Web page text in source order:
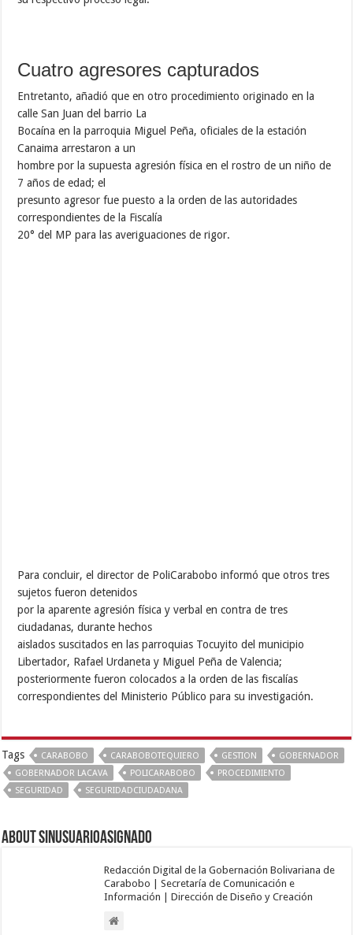
Cuatro agresores capturados
Entretanto, añadió que en otro procedimiento originado en la
calle San Juan del barrio La
Bocaína en la parroquia Miguel Peña, oficiales de la estación
Canaima arrestaron a un
hombre por la supuesta agresión física en el rostro de un niño de
7 años de edad; el
presunto agresor fue puesto a la orden de las autoridades
correspondientes de la Fiscalía
20° del MP para las averiguaciones de rigor.
Para concluir, el director de PoliCarabobo informó que otros tres
sujetos fueron detenidos
por la aparente agresión física y verbal en contra de tres
ciudadanas, durante hechos
aislados suscitados en las parroquias Tocuyito del municipio
Libertador, Rafael Urdaneta y Miguel Peña de Valencia;
posteriormente fueron colocados a la orden de las fiscalías
correspondientes del Ministerio Público para su investigación.
Tags CARABOBO CARABOBOTEQUIERO GESTION
GOBERNADOR
GOBERNADOR LACAVA
POLICARABOBO
PROCEDIMIENTO
SEGURIDAD
SEGURIDADCIUDADANA
About sinusuarioasignado
Redacción Digital de la Gobernación Bolivariana de
Carabobo | Secretaría de Comunicación e
Información | Dirección de Diseño y Creación